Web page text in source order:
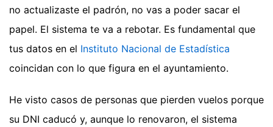
no actualizaste el padrón, no vas a poder sacar el
papel. El sistema te va a rebotar. Es fundamental que
tus datos en el Instituto Nacional de Estadística
coincidan con lo que figura en el ayuntamiento.
He visto casos de personas que pierden vuelos porque
su DNI caducó y, aunque lo renovaron, el sistema